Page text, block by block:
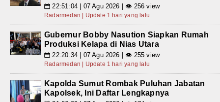
📅 22:51:04 | 07 Agu 2026 | 👁 256 view
Radarmedan | Update 1 hari yang lalu
Gubernur Bobby Nasution Siapkan Rumah
Produksi Kelapa di Nias Utara
📅 22:20:34 | 07 Agu 2026 | 👁 255 view
Radarmedan | Update 1 hari yang lalu
Kapolda Sumut Rombak Puluhan Jabatan
Kapolsek, Ini Daftar Lengkapnya